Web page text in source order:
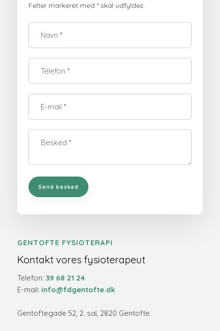
​Felter markeret med * skal udfyldes.
GENTOFTE FYSIOTERAPI
Kontakt vores fysioterapeut
​​Telefon: 39 68 21 24
E-mail: info@fdgentofte.dk
Gentoftegade 52, 2. sal, 2820 Gentofte